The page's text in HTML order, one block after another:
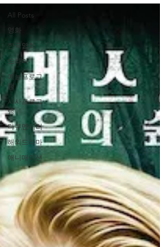
All Posts
영화
한국영화
드라마
예능프로그
램
시사프로그
램
다큐멘터리
해외드라마
애니매이션